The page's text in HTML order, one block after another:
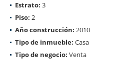
Estrato: 3
Piso: 2
Año construcción: 2010
Tipo de inmueble: Casa
Tipo de negocio: Venta